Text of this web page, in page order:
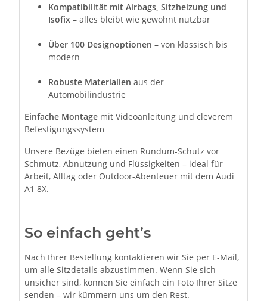
Kompatibilität mit Airbags, Sitzheizung und
Isofix – alles bleibt wie gewohnt nutzbar
Über 100 Designoptionen – von klassisch bis
modern
Robuste Materialien aus der
Automobilindustrie
Einfache Montage mit Videoanleitung und cleverem
Befestigungssystem
Unsere Bezüge bieten einen Rundum-Schutz vor
Schmutz, Abnutzung und Flüssigkeiten – ideal für
Arbeit, Alltag oder Outdoor-Abenteuer mit dem Audi
A1 8X.
So einfach geht’s
Nach Ihrer Bestellung kontaktieren wir Sie per E-Mail,
um alle Sitzdetails abzustimmen. Wenn Sie sich
unsicher sind, können Sie einfach ein Foto Ihrer Sitze
senden – wir kümmern uns um den Rest.